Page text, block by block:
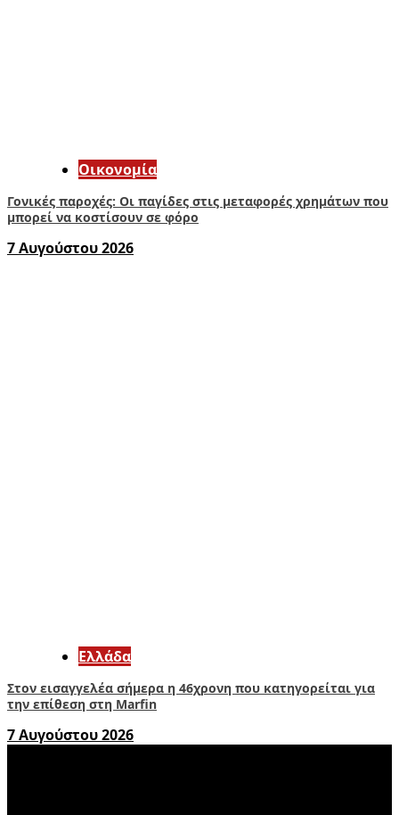
Οικονομία
Γονικές παροχές: Οι παγίδες στις μεταφορές χρημάτων που
μπορεί να κοστίσουν σε φόρο
7 Αυγούστου 2026
Ελλάδα
Στον εισαγγελέα σήμερα η 46χρονη που κατηγορείται για
την επίθεση στη Marfin
7 Αυγούστου 2026